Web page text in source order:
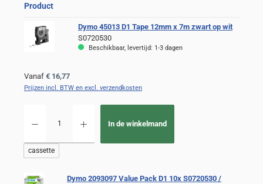
Product
Dymo 45013 D1 Tape 12mm x 7m zwart op wit
S0720530
Beschikbaar, levertijd: 1-3 dagen
Normale prijs:
Vanaf € 16,77
Prijzen incl. BTW en excl. verzendkosten
cassette
In de winkelmand
Dymo 2093097 Value Pack D1 10x S0720530 /